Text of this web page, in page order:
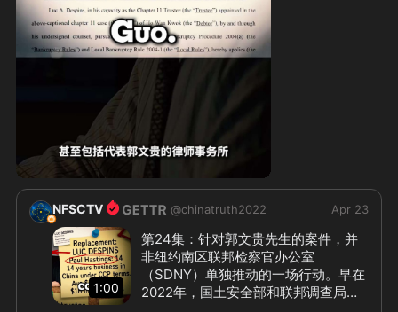
NFSCTV @chinatruth2022 Apr 23
1:00
第24集：针对郭文贵先生的案件，并
非纽约南区联邦检察官办公室
（SDNY）单独推动的一场行动。早在
2022年，国土安全部和联邦调查局就